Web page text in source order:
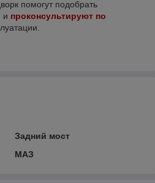
помогут подобрать
и проконсультируют по
Задний мост
МАЗ